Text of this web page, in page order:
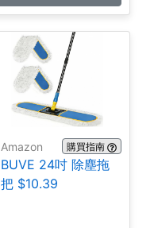
Amazon 購買指南
BUVE 24吋 除塵拖
把 $10.39